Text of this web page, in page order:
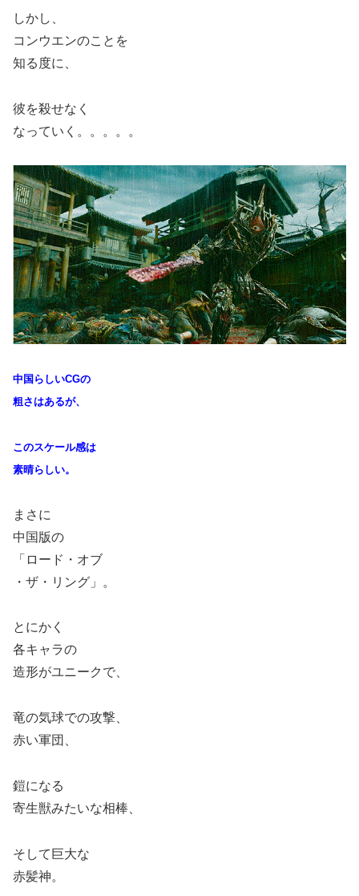
しかし、
コンウエンのことを
知る度に、
彼を殺せなく
なっていく。。。。。
中国らしいCGの
粗さはあるが、
このスケール感は
素晴らしい。
まさに
中国版の
「ロード・オブ
・ザ・リング」。
とにかく
各キャラの
造形がユニークで、
竜の気球での攻撃、
赤い軍団、
鎧になる
寄生獣みたいな相棒、
そして巨大な
赤髪神。